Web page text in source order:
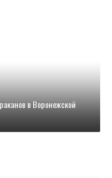
в Воронежской